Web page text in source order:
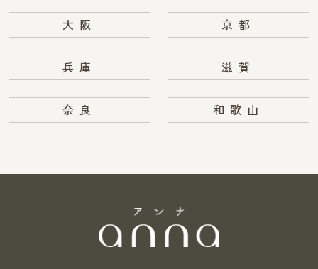
大阪 京都
兵庫 滋賀
奈良 和歌山